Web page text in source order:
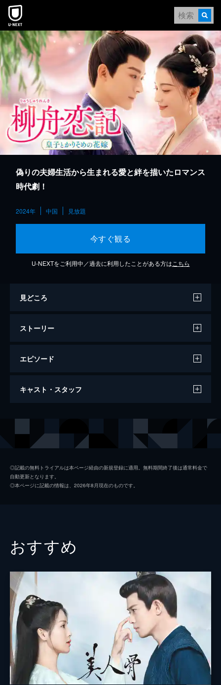
本文へスキップ
偽りの夫婦生活から生まれる愛と絆を描いたロマンス
時代劇！
2024年 中国 見放題
今すぐ観る
U-NEXTをご利用中／過去に利用したことがある方は こちら
見どころ
ストーリー
エピソード
第1話 記憶のない妻
止められるが、矢を放った仮面の人物はそれ
到着した馬車があった。
第2話 追う者と追われる者
崔行舟は配下に柳眠棠を尾行させるが変わっ
た様子は見られず、記憶を失った芝居をして
第3話 仰（ぎょう）山からの刺客
とある屋敷に響く物悲しい琴の音が止み、若
棠の行方を尋ねる。そこへ消息がわかったと
報告が入るが、喜ぶ子瑜とは反対に孫蕓児は
複雑な表情を見せる。
47分
第4話 崔（さい）氏の店開き
趙泉の案内で、人里離れた庵に住む絵師の陳
実を訪ねた柳眠棠は、超絶技巧で描かれたの
トンボの絵を神業と褒め、店の陶印を彫って
ほしいと頼む。頼むなら夫婦で来るべきだと
一度は断られるが...。
キャスト・スタッフ
ワン・チューラン
◎記載の無料トライアルは本ページ経由の新規登録に適用。無料期間終了後は通常料金で
自動更新となります。
◎本ページに記載の情報は、2026年8月現在のものです。
おすすめ